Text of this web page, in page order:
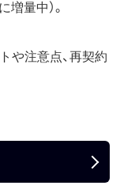
量中）。
や注意点、再契約